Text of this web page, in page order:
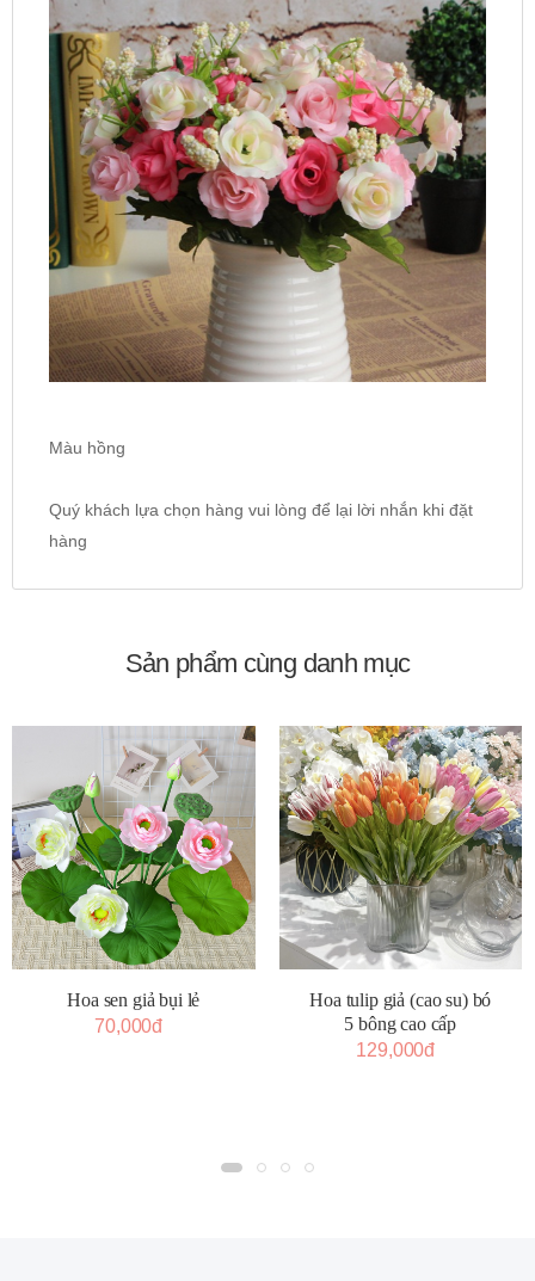
Màu hồng
Quý khách lựa chọn hàng vui lòng để lại lời nhắn khi đặt
hàng
Sản phẩm cùng danh mục
Hoa sen giả bụi lẻ
70,000đ
Hoa tulip giả (cao su) bó
5 bông cao cấp
129,000đ